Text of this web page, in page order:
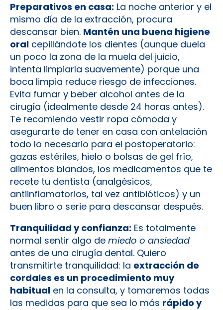
Preparativos en casa: La noche anterior y el
mismo día de la extracción, procura
descansar bien. Mantén una buena higiene
oral cepillándote los dientes (aunque duela
un poco la zona de la muela del juicio,
intenta limpiarla suavemente) porque una
boca limpia reduce riesgo de infecciones.
Evita fumar y beber alcohol antes de la
cirugía (idealmente desde 24 horas antes).
Te recomiendo vestir ropa cómoda y
asegurarte de tener en casa con antelación
todo lo necesario para el postoperatorio:
gazas estériles, hielo o bolsas de gel frío,
alimentos blandos, los medicamentos que te
recete tu dentista (analgésicos,
antiinflamatorios, tal vez antibióticos) y un
buen libro o serie para descansar después.
Tranquilidad y confianza: Es totalmente
normal sentir algo de miedo o ansiedad
antes de una cirugía dental. Quiero
transmitirte tranquilidad: la extracción de
cordales es un procedimiento muy
habitual en la consulta, y tomaremos todas
las medidas para que sea lo más rápido y